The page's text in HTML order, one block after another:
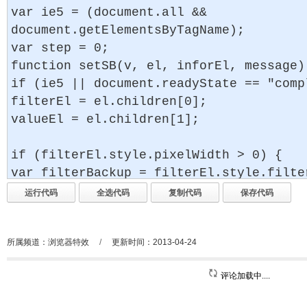
所属频道： 浏览器特效 / 更新时间：2013-04-24
评论加载中....